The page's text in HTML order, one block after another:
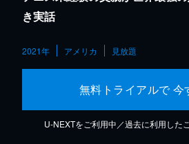
き実話
2021年 アメリカ 見放題
無料トライアルで 今
U-NEXTをご利用中／過去に利用した